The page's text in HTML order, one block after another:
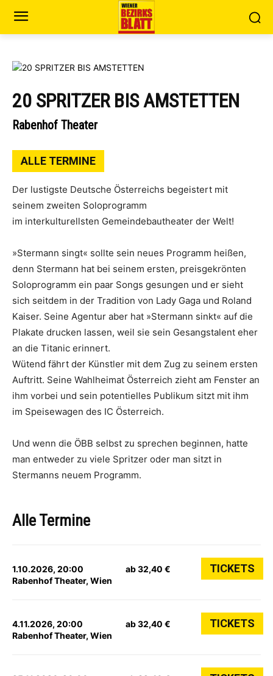
20 SPRITZER BIS AMSTETTEN
Rabenhof Theater
ALLE TERMINE
Der lustigste Deutsche Österreichs begeistert mit
seinem zweiten Soloprogramm
im interkulturellsten Gemeindebautheater der Welt!
»Stermann singt« sollte sein neues Programm heißen,
denn Stermann hat bei seinem ersten, preisgekrönten
Soloprogramm ein paar Songs gesungen und er sieht
sich seitdem in der Tradition von Lady Gaga und Roland
Kaiser. Seine Agentur aber hat »Stermann sinkt« auf die
Plakate drucken lassen, weil sie sein Gesangstalent eher
an die Titanic erinnert.
Wütend fährt der Künstler mit dem Zug zu seinem ersten
Auftritt. Seine Wahlheimat Österreich zieht am Fenster an
ihm vorbei und sein potentielles Publikum sitzt mit ihm
im Speisewagen des IC Österreich.
Und wenn die ÖBB selbst zu sprechen beginnen, hatte
man entweder zu viele Spritzer oder man sitzt in
Stermanns neuem Programm.
Alle Termine
1.10.2026, 20:00
Rabenhof Theater, Wien
ab 32,40 € TICKETS
4.11.2026, 20:00
Rabenhof Theater, Wien
ab 32,40 € TICKETS